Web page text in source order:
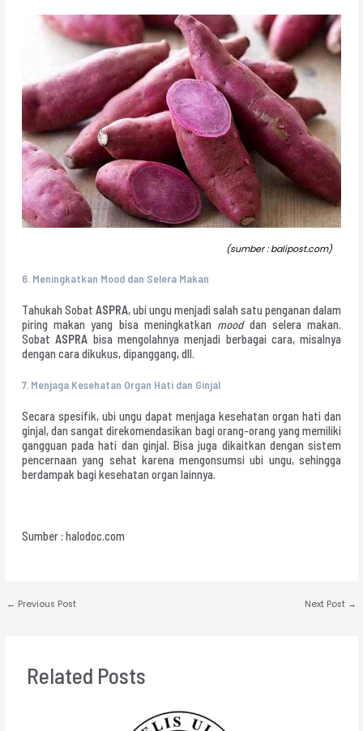
(sumber : balipost.com)
6. Meningkatkan Mood dan Selera Makan
Tahukah Sobat ASPRA, ubi ungu menjadi salah satu penganan dalam
piring makan yang bisa meningkatkan mooddan selera makan.
SobatASPRA bisa mengolahnya menjadi berbagai cara, misalnya
dengan cara dikukus, dipanggang, dll.
7. Menjaga Kesehatan Organ Hati dan Ginjal
Secara spesifik, ubi ungu dapat menjaga kesehatan organ hati dan
ginjal, dan sangat direkomendasikan bagi orang-orang yang memiliki
gangguan pada hati dan ginjal. Bisa juga dikaitkan dengan sistem
pencernaan yang sehat karena mengonsumsi ubi ungu, sehingga
berdampak bagi kesehatan organ lainnya.
Sumber : halodoc.com
← Previous Post Next Post →
Related Posts